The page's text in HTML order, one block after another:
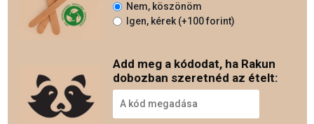
Nem, köszönöm
Igen, kérek (+100 forint)
Add meg a kódodat, ha Rakun
dobozban szeretnéd az ételt: